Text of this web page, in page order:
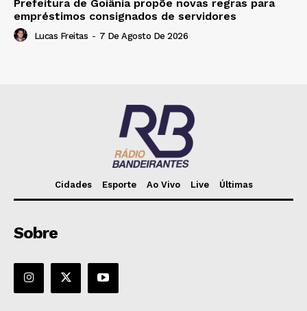
Prefeitura de Goiânia propõe novas regras para
empréstimos consignados de servidores
Lucas Freitas - 7 De Agosto De 2026
Cidades Esporte Ao Vivo Live Últimas
Sobre